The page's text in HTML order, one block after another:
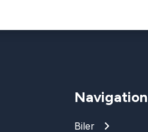
Navigation
Biler